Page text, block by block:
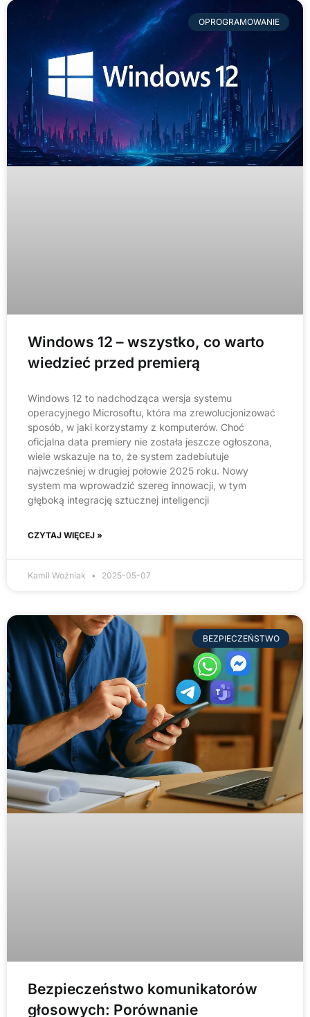
OPROGRAMOWANIE
Windows 12 – wszystko, co warto
wiedzieć przed premierą
Windows 12 to nadchodząca wersja systemu
operacyjnego Microsoftu, która ma zrewolucjonizować
sposób, w jaki korzystamy z komputerów. Choć
oficjalna data premiery nie została jeszcze ogłoszona,
wiele wskazuje na to, że system zadebiutuje
najwcześniej w drugiej połowie 2025 roku. Nowy
system ma wprowadzić szereg innowacji, w tym
głęboką integrację sztucznej inteligencji
CZYTAJ WIĘCEJ »
Kamil Woźniak 2025-05-07
BEZPIECZEŃSTWO
Bezpieczeństwo komunikatorów
głosowych: Porównanie